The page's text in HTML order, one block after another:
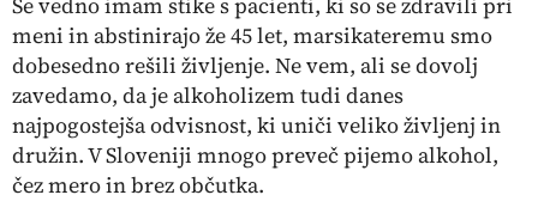
meni in abstinirajo že 45 let, marsikateremu smo
dobesedno rešili življenje. Ne vem, ali se dovolj
zavedamo, da je alkoholizem tudi danes
najpogostejša odvisnost, ki uniči veliko življenj in
družin. V Sloveniji mnogo preveč pijemo alkohol,
čez mero in brez občutka.